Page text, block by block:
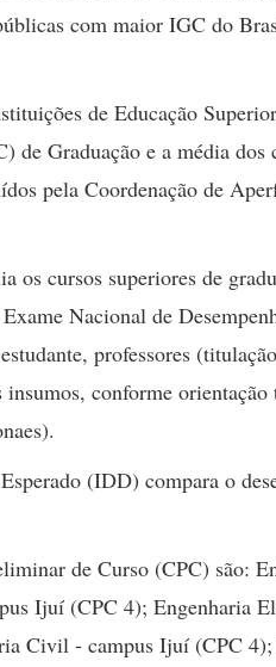
com maior IGC do
de Educação
de Graduação e a média dos
pela Coordenação de
os cursos superiores de
Nacional de
professores
conforme orientação
(IDD) compara o
de Curso (CPC) são:
Ijuí (CPC 4); Engenharia
Civil - campus Ijuí (CPC 4);